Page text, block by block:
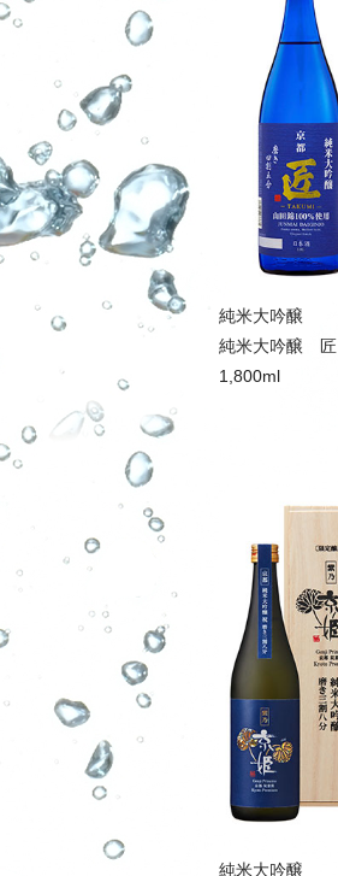
純米大吟醸
純米大吟醸 匠
1,800ml
純米大吟醸